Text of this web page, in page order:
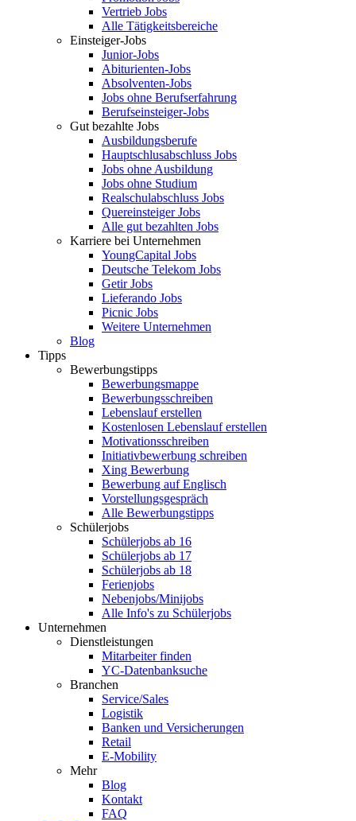
Vertrieb Jobs
Alle Tätigkeitsbereiche
Einsteiger-Jobs
Junior-Jobs
Abiturienten-Jobs
Absolventen-Jobs
Jobs ohne Berufserfahrung
Berufseinsteiger-Jobs
Gut bezahlte Jobs
Ausbildungsberufe
Hauptschlusabschluss Jobs
Jobs ohne Ausbildung
Jobs ohne Studium
Realschulabschluss Jobs
Quereinsteiger Jobs
Alle gut bezahlten Jobs
Karriere bei Unternehmen
YoungCapital Jobs
Deutsche Telekom Jobs
Getir Jobs
Lieferando Jobs
Picnic Jobs
Weitere Unternehmen
Blog
Tipps
Bewerbungstipps
Bewerbungsmappe
Bewerbungsschreiben
Lebenslauf erstellen
Kostenlosen Lebenslauf erstellen
Motivationsschreiben
Initiativbewerbung schreiben
Xing Bewerbung
Bewerbung auf Englisch
Vorstellungsgespräch
Alle Bewerbungstipps
Schülerjobs
Schülerjobs ab 16
Schülerjobs ab 17
Schülerjobs ab 18
Ferienjobs
Nebenjobs/Minijobs
Alle Info's zu Schülerjobs
Unternehmen
Dienstleistungen
Mitarbeiter finden
YC-Datenbanksuche
Branchen
Service/Sales
Logistik
Banken und Versicherungen
Retail
E-Mobility
Mehr
Blog
Kontakt
FAQ